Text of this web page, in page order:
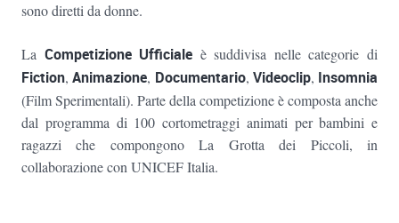
sono diretti da donne.
La Competizione Ufficiale è suddivisa nelle categorie di
Fiction,Animazione, Documentario, Videoclip, Insomnia
(Film Sperimentali). Parte della competizione è composta anche
dal programma di 100 cortometraggi animati per bambini e
ragazzi che compongono La Grotta dei Piccoli, in
collaborazione con UNICEF Italia.